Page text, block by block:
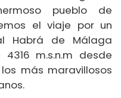
pueblo de
el viaje por un
Habrá de Málaga
m.s.n.m desde
más maravillosos